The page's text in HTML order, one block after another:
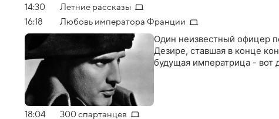
14:30
Летние рассказы
16:18
Любовь императора Франции
Один неизвестный офицер
Дезире, ставшая в конце
будущая императрица -
18:04 300 спартанцев